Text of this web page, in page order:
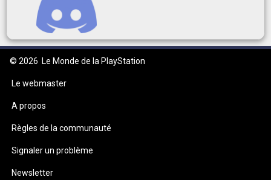
© 2026 Le Monde de la PlayStation
Le webmaster
A propos
Règles de la communauté
Signaler un problème
Newsletter